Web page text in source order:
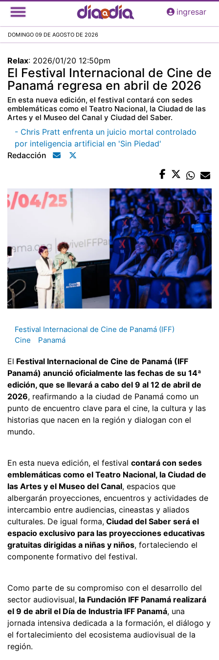
Pasar
al
principal
ingresar
DOMINGO 09 DE AGOSTO DE 2026
Relax: 2026/01/20 12:50pm
El Festival Internacional de Cine de
Panamá regresa en abril de 2026
En esta nueva edición, el festival contará con sedes
emblemáticas como el Teatro Nacional, la Ciudad de las
Artes y el Museo del Canal y Ciudad del Saber.
- Chris Pratt enfrenta un juicio mortal controlado
por inteligencia artificial en 'Sin Piedad'
Redacción
Festival Internacional de Cine de Panamá (IFF)
Cine
Panamá
El Festival Internacional de Cine de Panamá (IFF
Panamá) anunció oficialmente las fechas de su 14ª
edición, que se llevará a cabo del 9 al 12 de abril de
2026, reafirmando a la ciudad de Panamá como un
punto de encuentro clave para el cine, la cultura y las
historias que nacen en la región y dialogan con el
mundo.
En esta nueva edición, el festival contará con sedes
emblemáticas como el Teatro Nacional, la Ciudad de
las Artes y el Museo del Canal, espacios que
albergarán proyecciones, encuentros y actividades de
intercambio entre audiencias, cineastas y aliados
culturales. De igual forma, Ciudad del Saber será el
espacio exclusivo para las proyecciones educativas
gratuitas dirigidas a niñas y niños, fortaleciendo el
componente formativo del festival.
Como parte de su compromiso con el desarrollo del
sector audiovisual, la Fundación IFF Panamá realizará
el 9 de abril el Día de Industria IFF Panamá, una
jornada intensiva dedicada a la formación, el diálogo y
el fortalecimiento del ecosistema audiovisual de la
región.